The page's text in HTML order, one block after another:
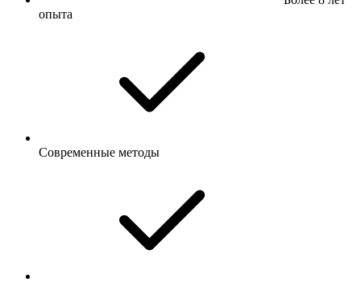
опыта
Современные методы